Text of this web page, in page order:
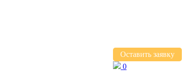
Оставить заявку
0